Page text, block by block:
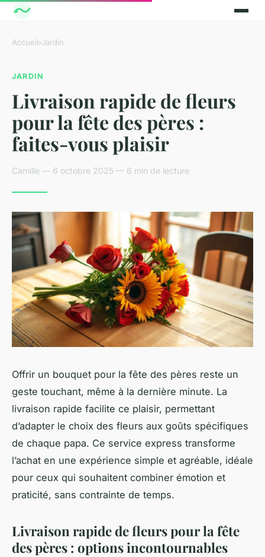
Accueil›Jardin
JARDIN
Livraison rapide de fleurs
pour la fête des pères :
faites-vous plaisir
Camille — 6 octobre 2025 — 6 min de lecture
Offrir un bouquet pour la fête des pères reste un
geste touchant, même à la dernière minute. La
livraison rapide facilite ce plaisir, permettant
d’adapter le choix des fleurs aux goûts spécifiques
de chaque papa. Ce service express transforme
l’achat en une expérience simple et agréable, idéale
pour ceux qui souhaitent combiner émotion et
praticité, sans contrainte de temps.
Livraison rapide de fleurs pour la fête
des pères : options incontournables